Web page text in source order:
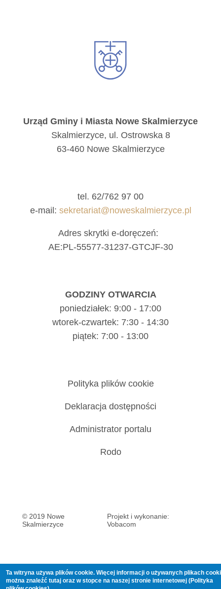
Urząd Gminy i Miasta Nowe Skalmierzyce
Skalmierzyce, ul. Ostrowska 8
63-460 Nowe Skalmierzyce
tel. 62/762 97 00
e-mail: sekretariat@noweskalmierzyce.pl
Adres skrytki e-doręczeń:
AE:PL-55577-31237-GTCJF-30
GODZINY OTWARCIA
poniedziałek: 9:00 - 17:00
wtorek-czwartek: 7:30 - 14:30
piątek: 7:00 - 13:00
Polityka plików cookie
Deklaracja dostępności
Administrator portalu
Rodo
© 2019 Nowe
Skalmierzyce
Projekt i wykonanie:
Vobacom
Ta witryna używa plików cookie. Więcej informacji o używanych plikach
można znaleźć tutajoraz w stopce na naszej stronie internetowej (Polityka